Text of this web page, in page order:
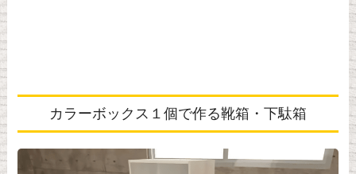
カラーボックス１個で作る靴箱・下駄箱